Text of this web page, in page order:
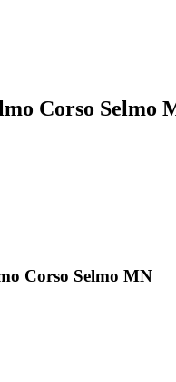
Corso Selmo
Corso Selmo MN